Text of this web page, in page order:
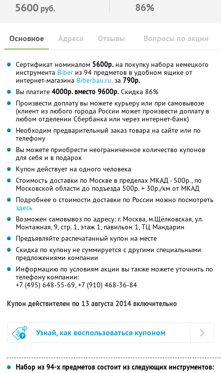
5600 руб. 86%
Основное Отзывы Вопросы по акции
Адреса
Сертификат номиналом 5600р. на покупку набора немецкого
инструмента Biber из 94 предметов в удобном ящике от
интернет-магазина Biberbau.ru.за 790р.
Вы платите 4000р. вместо 9600р. Скидка 86%
Произвести доплату вы можете курьеру или при самовывозе
(клиент из любого города России может произвести доплату в
любом отделении Сбербанка или через интернет-банк)
Необходим предварительный заказ товара на сайте или по
телефону
Вы можете приобрести неограниченное количество купонов
для себя и в подарок
Купон действует на одного человека
Стоимость доставки по Москве в пределах МКАД - 500р., по
Московской области до подъезда 500р. + 30р./км от МКАД
Подробнее о стоимости доставки по России можно посмотреть
здесь
Возможен самовывоз по адресу: г. Москва, м.Щёлковская, ул.
Монтажная, 9, стр. 1, этаж 1, павильон 1, ТЦ Мандарин
Предъявляйте распечатанный купон на месте
Скидка по купону не суммируется с другими специальными
предложениями компании
Информацию по условиям акции вы также можете уточнить по
телефону компании:
+7 (495) 648-55-69, +7 (910) 468-36-84
Купон действителен по 13 августа 2014 включительно
Узнай, как воспользоваться купоном
Набор из 94-х предметов состоит из следующих инструментов: